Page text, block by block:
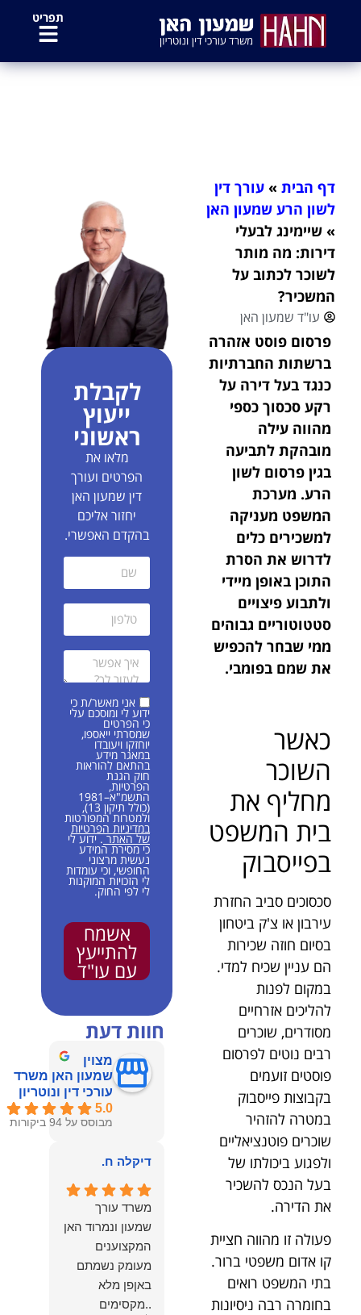
תפריט
דף הבית »עורך דין
לשון הרע שמעון האן
»שיימינג לבעלי
דירות: מה מותר
לשוכר לכתוב על
המשכיר?
עו"ד שמעון האן
פרסום פוסט אזהרה
ברשתות החברתיות
כנגד בעל דירה על
רקע סכסוך כספי
מהווה עילה
מובהקת לתביעה
בגין פרסום לשון
הרע. מערכת
המשפט מעניקה
למשכירים כלים
לדרוש את הסרת
התוכן באופן מיידי
ולתבוע פיצויים
סטטוטוריים גבוהים
ממי שבחר להכפיש
את שמם בפומבי.
כאשר
השוכר
מחליף את
בית המשפט
בפייסבוק
סכסוכים סביב החזרת
עירבון או צ'ק ביטחון
בסיום חוזה שכירות
הם עניין שכיח למדי.
במקום לפנות
להליכים אזרחיים
מסודרים, שוכרים
רבים נוטים לפרסום
פוסטים זועמים
בקבוצות פייסבוק
במטרה להזהיר
שוכרים פוטנציאליים
ולפגוע ביכולתו של
בעל הנכס להשכיר
את הדירה.
פעולה זו מהווה חציית
קו אדום משפטי ברור.
בתי המשפט רואים
בחומרה רבה ניסיונות
לקבלת
ייעוץ
ראשוני
מלאו את
הפרטים ועורך
דין שמעון האן
יחזור אליכם
בהקדם האפשרי.
אני מאשר/ת כי
ידוע לי ומוסכם עלי
כי הפרטים
שמסרתי ייאספו,
יוחזקו ויעובדו
במאגר מידע
בהתאם להוראות
חוק הגנת
הפרטיות,
התשמ"א–1981
(כולל תיקון 13),
ולמטרות המפורטות
במדיניות הפרטיות
של האתר. ידוע לי
כי מסירת המידע
נעשית מרצוני
החופשי, וכי עומדות
לי הזכויות המוקנות
לי לפי החוק.
אשמח
להתייעץ
עם עו"ד
חוות דעת
מצוין
שמעון האן משרד
עורכי דין ונוטריון
5.0
מבוסס על 94 ביקורות
דיקלה ח.
משרד עורך
שמעון ונמרוד האן
המקצוענים
מעומק נשמתם
באןפן מלא
..מקסימים